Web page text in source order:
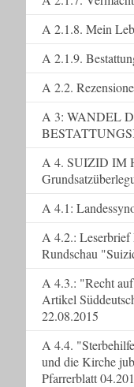
A 2.1.8. Mein
A 2.1.9.
A 2.2.
A 3: WANDEL
A 4. SUIZID IM
A 4.1:
A 4.2.: Leserbrief
Rundschau
A 4.3.: "Recht
Artikel
22.08.2015
A 4.4.
und die Kirche
Pfarrerblatt